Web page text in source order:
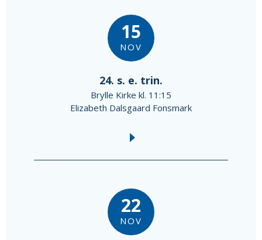
15
NOV
24. s. e. trin.
Brylle Kirke kl. 11:15
Elizabeth Dalsgaard Fonsmark
22
NOV